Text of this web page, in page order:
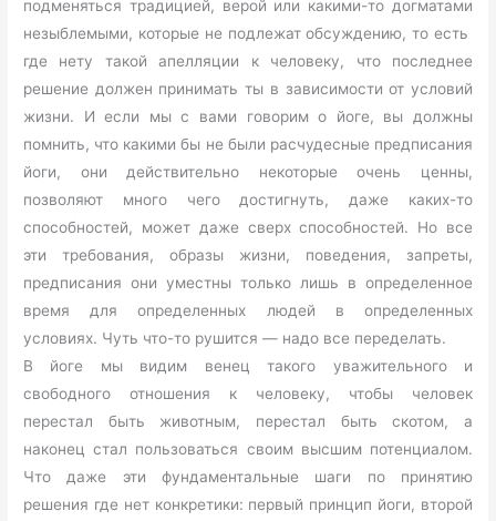
подменяться традицией, верой или какими-то догматами
незыблемыми, которые не подлежат обсуждению, то есть
где нету такой апелляции к человеку, что последнее
решение должен принимать ты в зависимости от условий
жизни. И если мы с вами говорим о йоге, вы должны
помнить, что какими бы не были расчудесные предписания
йоги, они действительно некоторые очень ценны,
позволяют много чего достигнуть, даже каких-то
способностей, может даже сверх способностей. Но все
эти требования, образы жизни, поведения, запреты,
предписания они уместны только лишь в определенное
время для определенных людей в определенных
условиях. Чуть что-то рушится — надо все переделать.
В йоге мы видим венец такого уважительного и
свободного отношения к человеку, чтобы человек
перестал быть животным, перестал быть скотом, а
наконец стал пользоваться своим высшим потенциалом.
Что даже эти фундаментальные шаги по принятию
решения где нет конкретики: первый принцип йоги, второй